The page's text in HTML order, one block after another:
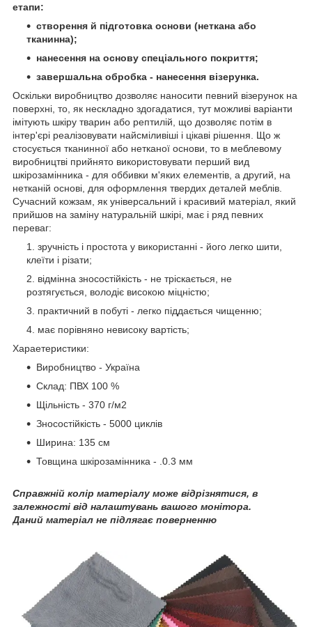
етапи:
створення й підготовка основи (неткана або
тканинна);
нанесення на основу спеціального покриття;
завершальна обробка - нанесення візерунка.
Оскільки виробництво дозволяє наносити певний візерунок на
поверхні, то, як нескладно здогадатися, тут можливі варіанти
імітують шкіру тварин або рептилій, що дозволяє потім в
інтер'єрі реалізовувати найсміливіші і цікаві рішення. Що ж
стосується тканинної або нетканої основи, то в меблевому
виробництві прийнято використовувати перший вид
шкірозамінника - для оббивки м'яких елементів, а другий, на
нетканій основі, для оформлення твердих деталей меблів.
Сучасний кожзам, як універсальний і красивий матеріал, який
прийшов на заміну натуральній шкірі, має і ряд певних
переваг:
зручність і простота у використанні - його легко шити,
клеїти і різати;
відмінна зносостійкість - не тріскається, не
розтягується, володіє високою міцністю;
практичний в побуті - легко піддається чищенню;
має порівняно невисоку вартість;
Хараетеристики:
Виробництво - Україна
Склад: ПВХ 100 %
Щільність - 370 г/м2
Зносостійкість - 5000 циклів
Ширина: 135 см
Товщина шкірозамінника - .0.3 мм
Справжній колір матеріалу може відрізнятися, в
залежності від налаштувань вашого монітора.
Даний матеріал не підлягає поверненню